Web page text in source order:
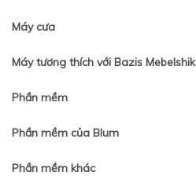
Máy cưa
Máy tương thích với Bazis Mebelshik
Phần mềm
Phần mềm của Blum
Phần mềm khác